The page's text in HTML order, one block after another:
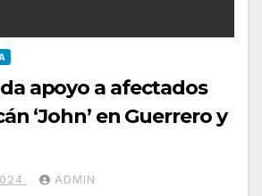
apoyo a afectados
‘John’ en Guerrero y
ADMIN